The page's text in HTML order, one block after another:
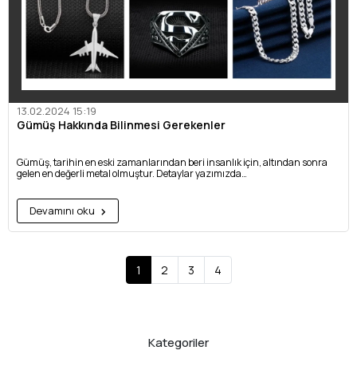
13.02.2024 15:19
Gümüş Hakkında Bilinmesi Gerekenler
Gümüş, tarihin en eski zamanlarından beri insanlık için, altından sonra
gelen en değerli metal olmuştur. Detaylar yazımızda…
Devamını oku
1 2 3 4
Kategoriler